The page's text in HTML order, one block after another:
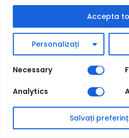
Personalizați
Accepta
Necessary
Analytics
Salvați
Modul integrare